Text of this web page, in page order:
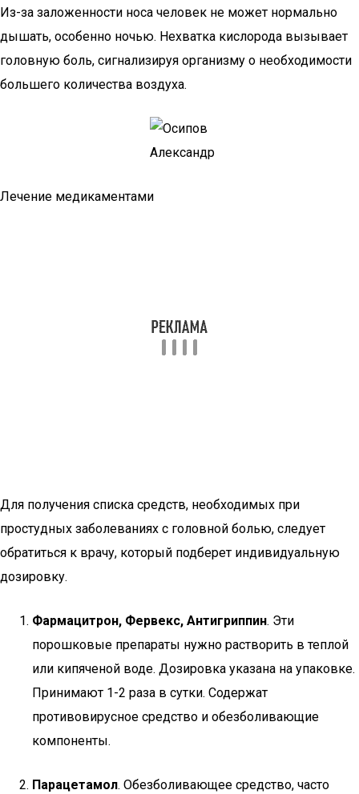
Из-за заложенности носа человек не может нормально
дышать, особенно ночью. Нехватка кислорода вызывает
головную боль, сигнализируя организму о необходимости
большего количества воздуха.
Лечение медикаментами
Для получения списка средств, необходимых при
простудных заболеваниях с головной болью, следует
обратиться к врачу, который подберет индивидуальную
дозировку.
Фармацитрон, Фервекс, Антигриппин. Эти
порошковые препараты нужно растворить в теплой
или кипяченой воде. Дозировка указана на упаковке.
Принимают 1-2 раза в сутки. Содержат
противовирусное средство и обезболивающие
компоненты.
Парацетамол. Обезболивающее средство, часто